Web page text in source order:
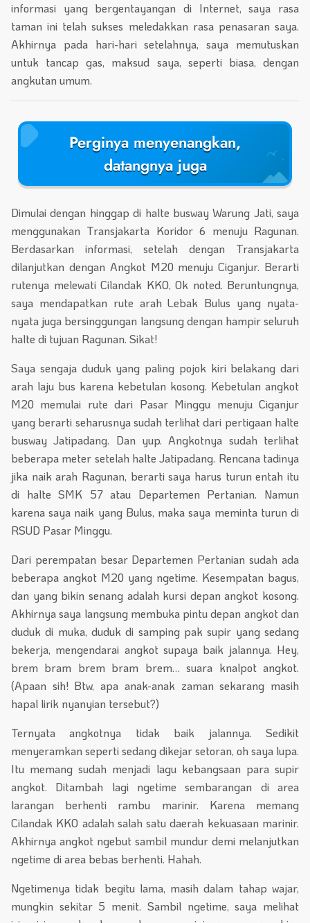
informasi yang bergentayangan di Internet, saya rasa
taman ini telah sukses meledakkan rasa penasaran saya.
Akhirnya pada hari-hari setelahnya, saya memutuskan
untuk tancap gas, maksud saya, seperti biasa, dengan
angkutan umum.
Perginya menyenangkan,
datangnya juga
Dimulai dengan hinggap di halte busway Warung Jati, saya
menggunakan Transjakarta Koridor 6 menuju Ragunan.
Berdasarkan informasi, setelah dengan Transjakarta
dilanjutkan dengan Angkot M20 menuju Ciganjur. Berarti
rutenya melewati Cilandak KKO, Ok noted. Beruntungnya,
saya mendapatkan rute arah Lebak Bulus yang nyata-
nyata juga bersinggungan langsung dengan hampir seluruh
halte di tujuan Ragunan. Sikat!
Saya sengaja duduk yang paling pojok kiri belakang dari
arah laju bus karena kebetulan kosong. Kebetulan angkot
M20 memulai rute dari Pasar Minggu menuju Ciganjur
yang berarti seharusnya sudah terlihat dari pertigaan halte
busway Jatipadang. Dan yup. Angkotnya sudah terlihat
beberapa meter setelah halte Jatipadang. Rencana tadinya
jika naik arah Ragunan, berarti saya harus turun entah itu
di halte SMK 57 atau Departemen Pertanian. Namun
karena saya naik yang Bulus, maka saya meminta turun di
RSUD Pasar Minggu.
Dari perempatan besar Departemen Pertanian sudah ada
beberapa angkot M20 yang ngetime. Kesempatan bagus,
dan yang bikin senang adalah kursi depan angkot kosong.
Akhirnya saya langsung membuka pintu depan angkot dan
duduk di muka, duduk di samping pak supir yang sedang
bekerja, mengendarai angkot supaya baik jalannya. Hey,
brem bram brem bram brem… suara knalpot angkot.
(Apaan sih! Btw, apa anak-anak zaman sekarang masih
hapal lirik nyanyian tersebut?)
Ternyata angkotnya tidak baik jalannya. Sedikit
menyeramkan seperti sedang dikejar setoran, oh saya lupa.
Itu memang sudah menjadi lagu kebangsaan para supir
angkot. Ditambah lagi ngetime sembarangan di area
larangan berhenti rambu marinir. Karena memang
Cilandak KKO adalah salah satu daerah kekuasaan marinir.
Akhirnya angkot ngebut sambil mundur demi melanjutkan
ngetime di area bebas berhenti. Hahah.
Ngetimenya tidak begitu lama, masih dalam tahap wajar,
mungkin sekitar 5 menit. Sambil ngetime, saya melihat